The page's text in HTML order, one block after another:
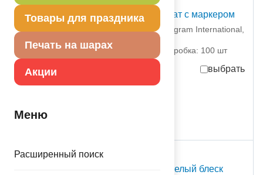
Товары для праздника
Печать на шарах
Акции
Меню
Расширенный поиск
А ФИГУРА/P50 Квадрат с маркером
1207-2999 Анаграм (Anagram International,
партия поставки: 1 шт коробка: 100 шт
выбрать
С Т О К
Кокошник Снежинки белый блеск